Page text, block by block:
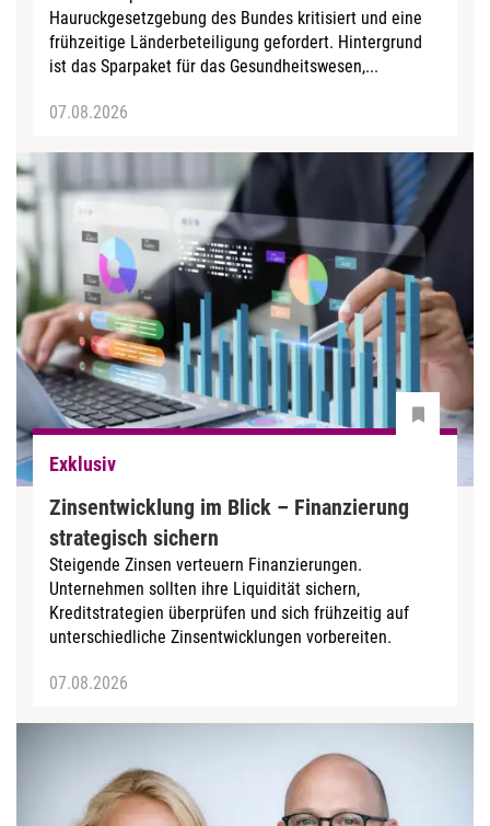
Hauruckgesetzgebung des Bundes kritisiert und eine
frühzeitige Länderbeteiligung gefordert. Hintergrund
ist das Sparpaket für das Gesundheitswesen,...
07.08.2026
Exklusiv
Zinsentwicklung im Blick – Finanzierung
strategisch sichern
Steigende Zinsen verteuern Finanzierungen.
Unternehmen sollten ihre Liquidität sichern,
Kreditstrategien ­überprüfen und sich frühzeitig auf
unterschiedliche Zinsentwicklungen vorbereiten.
07.08.2026